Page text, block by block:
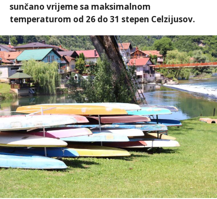
sunčano vrijeme sa maksimalnom
temperaturom od 26 do 31 stepen Celzijusov.